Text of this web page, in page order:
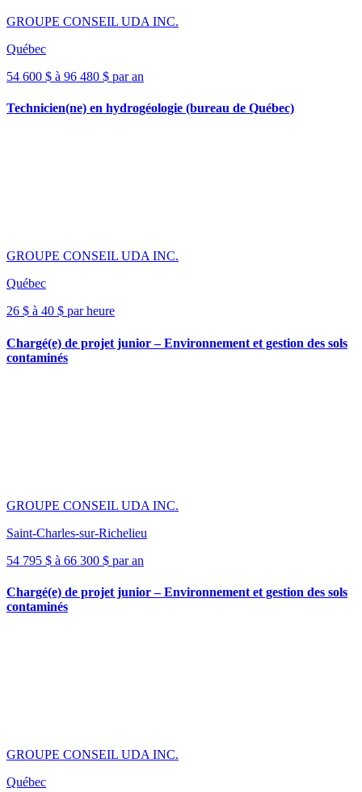
GROUPE CONSEIL UDA INC.
Québec
54 600 $ à 96 480 $ par an
Technicien(ne) en hydrogéologie (bureau de Québec)
GROUPE CONSEIL UDA INC.
Québec
26 $ à 40 $ par heure
Chargé(e) de projet junior – Environnement et gestion des sols
contaminés
GROUPE CONSEIL UDA INC.
Saint-Charles-sur-Richelieu
54 795 $ à 66 300 $ par an
Chargé(e) de projet junior – Environnement et gestion des sols
contaminés
GROUPE CONSEIL UDA INC.
Québec